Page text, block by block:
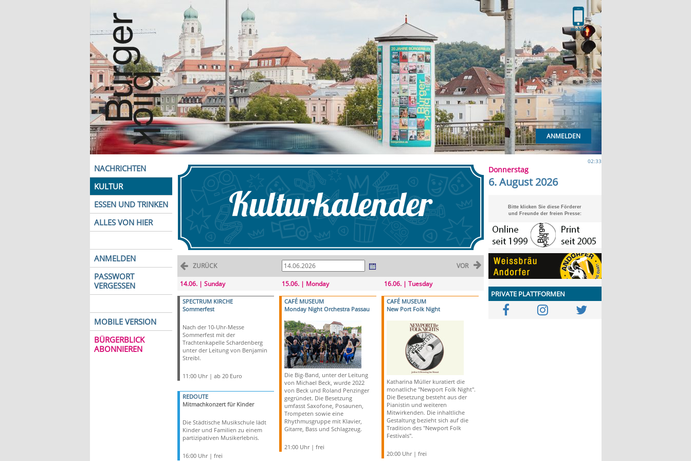
ANMELDEN
NACHRICHTEN
KULTUR
ESSEN UND TRINKEN
ALLES VON HIER
ANMELDEN
PASSWORT
VERGESSEN
MOBILE VERSION
BÜRGERBLICK
ABONNIEREN
ZURÜCK VOR
14.06. | Sunday
SPECTRUM KIRCHE
Sommerfest
Nach der 10-Uhr-Messe
Sommerfest mit der
Trachtenkapelle Schardenberg
unter der Leitung von Benjamin
Streibl.
11:00 Uhr | ab 20 Euro
REDOUTE
Mitmachkonzert für Kinder
Die Städtische Musikschule lädt
Kinder und Familien zu einem
partizipativen Musikerlebnis.
16:00 Uhr | frei
15.06. | Monday
CAFÉ MUSEUM
Monday Night Orchestra Passau
Die Big-Band, unter der Leitung
von Michael Beck, wurde 2022
von Beck und Roland Penzinger
gegründet. Die Besetzung
umfasst Saxofone, Posaunen,
Trompeten sowie eine
Rhythmusgruppe mit Klavier,
Gitarre, Bass und Schlagzeug.
21:00 Uhr | frei
16.06. | Tuesday
CAFÉ MUSEUM
New Port Folk Night
Katharina Müller kuratiert die
monatliche "Newport Folk Night".
Die Besetzung besteht aus der
Pianistin und weiteren
Mitwirkenden. Die inhaltliche
Gestaltung bezieht sich auf die
Tradition des "Newport Folk
Festivals".
20:00 Uhr | frei
02:33
Donnerstag
6. August 2026
Bitte klicken Sie diese Förderer
und Freunde der freien Presse:
PRIVATE PLATTFORMEN